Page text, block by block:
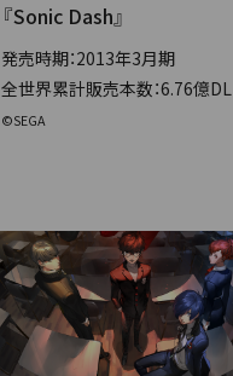
『Sonic Dash』
発売時期：2013年3月期
全世界累計販売本数：6.76億DL
©SEGA